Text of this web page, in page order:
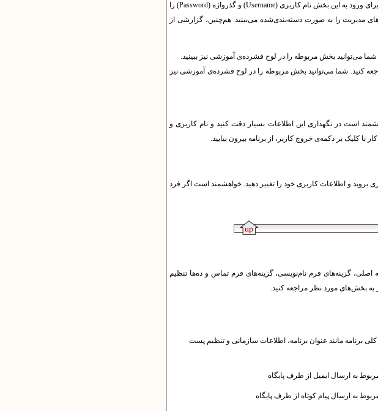
ورود به این بخش نام کاربری (Username) و گذرواژه (Password) را
مدیریت را به صورت دسته‌بندی‌شده می‌بینید. هم‌چنین، گزارشی از
شما می‌توانید بخش مربوطه را در لوح فشرده‌ی آموزشی نیز ببینید.
کنید. شما می‌توانید بخش مربوطه را در لوح فشرده‌ی آموزشی نیز
است در نگهداری این اطلاعات بسیار دقت کنید و نام کاربری و
با کلیک بر دکمه‌ی خروج کاربر، از برنامه بیرون بیایید.
بروید و اطلاعات کاربری خود را تغییر دهید. خواهشمند است اگر فرد
گزینه‌های فرم نام‌نویسی، گزینه‌های فرم تماس و ده‌ها تنظیم
به بخش‌‌های مورد نظر مراجعه کنید.
برنامه مانند عنوان برنامه، اطلاعات سازمانی و تنظیم پست
به ارسال ایمیل از طرف پایگاه
به ارسال پیام کوتاه از طرف پایگاه